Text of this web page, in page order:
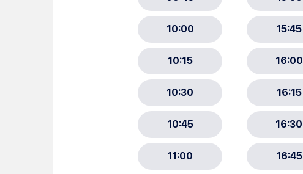
Choisissez votre abonnement :